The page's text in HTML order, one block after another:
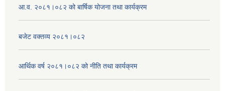
आ.व. २०८१।०८२ को बार्षिक योजना तथा कार्यक्रम
बजेट वक्तव्य २०८१।०८२
आर्थिक वर्ष २०८१।०८२ को नीति तथा कार्यक्रम